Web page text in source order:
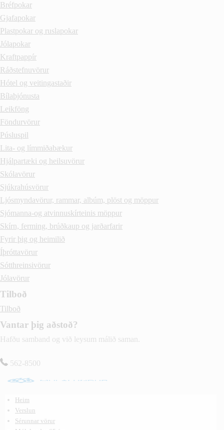
Bréfpokar
Gjafapokar
Plastpokar og ruslapokar
Jólapokar
Kraftpappír
Ráðstefnuvörur
Hótel og veitingastaðir
Bílaþjónusta
Leikföng
Föndurvörur
Púsluspil
Lita- og límmiðabækur
Hjálpartæki og heilsuvörur
Skólavörur
Sjúkrahúsvörur
Ljósmyndavörur, rammar, albúm, plöst og möppur
Sjómanna-og atvinnuskírteinis möppur
Skírn, ferming, brúðkaup og jarðarfarir
Fyrir þig og heimilið
Íþróttavörur
Sótthreinsivörur
Jólavörur
Tilboð
Tilboð
Vantar þig aðstoð?
Hafðu samband og við leysum málið saman.
562-8500
Heim
Verslun
Sérunnar vörur